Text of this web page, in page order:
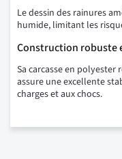
Le dessin des rainures
humide, limitant les
Construction robuste
Sa carcasse en polyester
assure une excellente
charges et aux chocs.